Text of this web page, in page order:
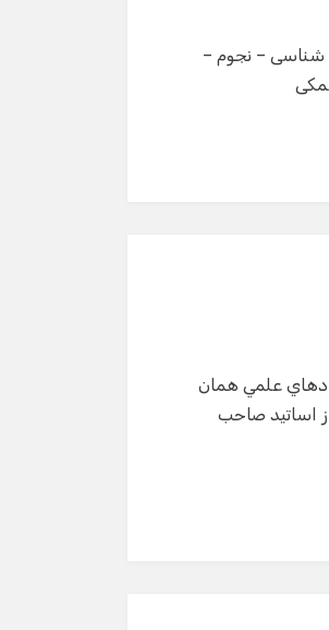
– فیزیک – زیست شناسی – نجوم –
علمي همان
اساتيد صاحب